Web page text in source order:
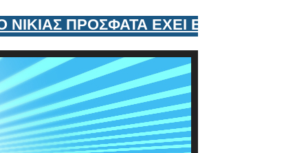
ΠΡΟΣΦΑΤΑ ΕΧΕΙ ΕΝΤΑΞΕΙ ΣΤΟΝ